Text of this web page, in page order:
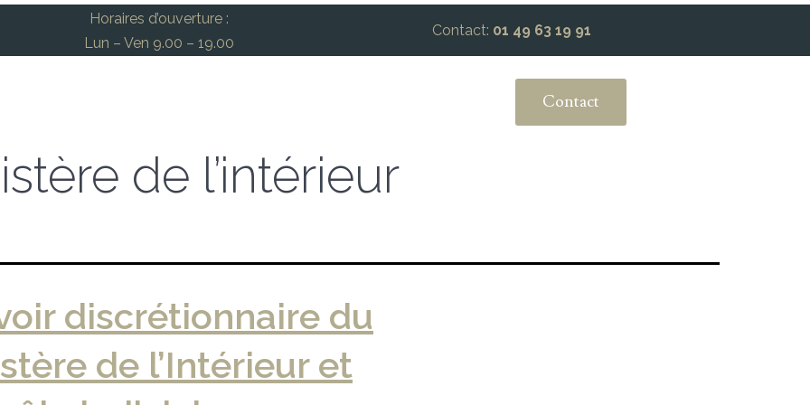
Horaires d’ouverture :
Lun – Ven 9.00 – 19.00
Contact: 01 49 63 19 91
Contact
de l’intérieur
discrétionnaire du
de l’Intérieur et